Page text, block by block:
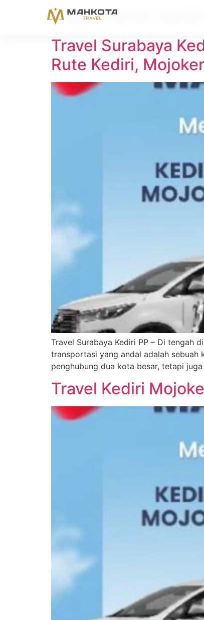
Tag:travel
Travel Surabaya
Rute Kediri,
Travel Surabaya Kediri PP – Di tengah
transportasi yang andal adalah sebuah
penghubung dua kota besar, tetapi
Travel Kediri